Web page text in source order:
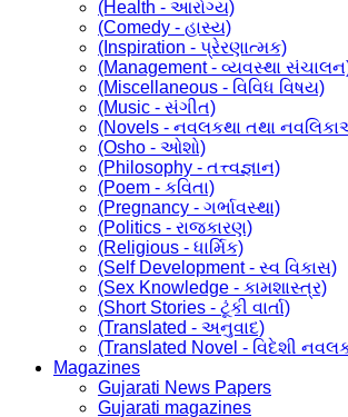
(Health - આરોગ્ય)
(Comedy - હાસ્ય)
(Inspiration - પ્રેરણાત્મક)
(Management - વ્યવસ્થા
(Miscellaneous - વિવિધ વિષય)
(Music - સંગીત)
(Novels - નવલકથા તથા
(Osho - ઓશો)
(Philosophy - તત્ત્વજ્ઞાન)
(Poem - કવિતા)
(Pregnancy - ગર્ભાવસ્થા)
(Politics - રાજકારણ)
(Religious - ધાર્મિક)
(Self Development - સ્વ વિકાસ)
(Sex Knowledge - કામશાસ્ત્ર)
(Short Stories - ટૂંકી વાર્તા)
(Translated - અનુવાદ)
(Translated Novel - વિદેશી
Magazines
Gujarati News Papers
Gujarati magazines